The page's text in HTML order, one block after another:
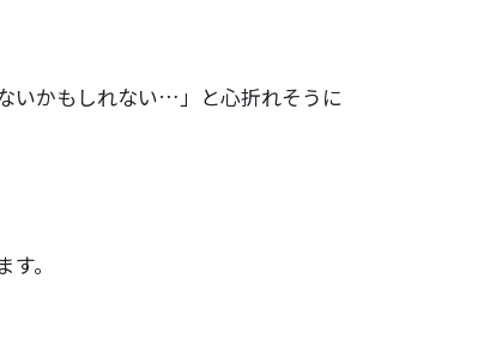
いかもしれない…」と心折れそうに
。